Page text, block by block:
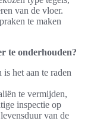
van de vloer.
te maken
te onderhouden?
het aan te raden
te vermijden,
inspectie op
van de